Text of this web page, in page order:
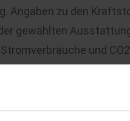
Angaben zu den
gewählten
und
NEFZ-
Fahrzeug nicht